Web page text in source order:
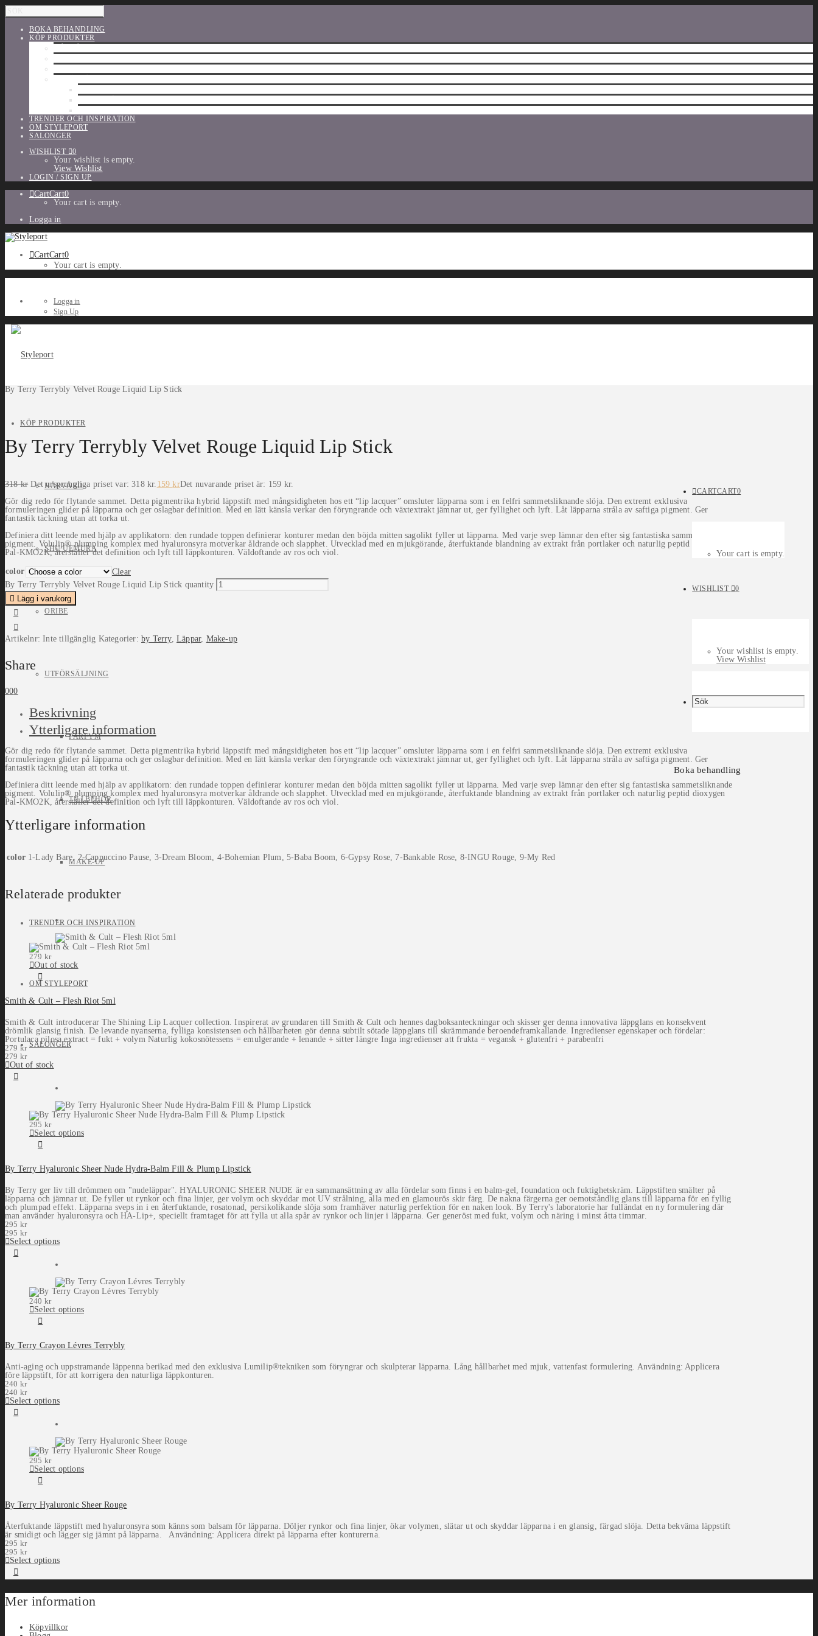
BOKA BEHANDLING
KÖP PRODUKTER
TRENDER OCH INSPIRATION
OM STYLEPORT
SALONGER
WISHLIST
0
Your wishlist is empty.
View Wishlist
LOGIN / SIGN UP
CartCart0
Your cart is empty.
Logga in
CartCart0
Your cart is empty.
Logga in
Sign Up
KÖP PRODUKTER
HÅRVÅRD
SHU UEMURA
ORIBE
UTFÖRSÄLJNING
PARFYM
TILLBEHÖR
MAKE-UP
TRENDER OCH INSPIRATION
OM STYLEPORT
SALONGER
CARTCART0
Your cart is empty.
WISHLIST 0
Your wishlist is empty.
View Wishlist
Boka behandling
By Terry Terrybly Velvet Rouge Liquid Lip Stick
By Terry Terrybly Velvet Rouge Liquid Lip Stick
318kr Det ursprungliga priset var: 318 kr. 159krDet nuvarande priset är: 159 kr.
Gör dig redo för flytande sammet. Detta pigmentrika hybrid läppstift med mångsidigheten hos ett “lip lacquer” omsluter läpparna som i en felfri sammetsliknande slöja. Den extremt exklusiva
formuleringen glider på läpparna och ger oslagbar definition. Med en lätt känsla verkar den föryngrande och växtextrakt jämnar ut, ger fyllighet och lyft. Låt läpparna stråla av saftiga pigment. Ger
fantastik täckning utan att torka ut.
Definiera ditt leende med hjälp av applikatorn: den rundade toppen definierar konturer medan den böjda mitten sagolikt fyller ut läpparna. Med varje svep lämnar den efter sig fantastiska sammetsliknande
pigment. Volulip® plumping komplex med hyaluronsyra motverkar åldrande och slapphet. Utvecklad med en mjukgörande, återfuktande blandning av extrakt från portlaker och naturlig peptid dioxygen
Pal-KMO2K, återställer det definition och lyft till läppkonturen. Väldoftande av ros och viol.
color
Clear
By Terry Terrybly Velvet Rouge Liquid Lip Stick quantity
Lägg i varukorg
Artikelnr:Inte tillgänglig Kategorier:by Terry,Läppar, Make-up
Share
000
Beskrivning
Ytterligare information
Gör dig redo för flytande sammet. Detta pigmentrika hybrid läppstift med mångsidigheten hos ett “lip lacquer” omsluter läpparna som i en felfri sammetsliknande slöja. Den extremt exklusiva
formuleringen glider på läpparna och ger oslagbar definition. Med en lätt känsla verkar den föryngrande och växtextrakt jämnar ut, ger fyllighet och lyft. Låt läpparna stråla av saftiga pigment. Ger
fantastik täckning utan att torka ut.
Definiera ditt leende med hjälp av applikatorn: den rundade toppen definierar konturer medan den böjda mitten sagolikt fyller ut läpparna. Med varje svep lämnar den efter sig fantastiska sammetsliknande
pigment. Volulip® plumping komplex med hyaluronsyra motverkar åldrande och slapphet. Utvecklad med en mjukgörande, återfuktande blandning av extrakt från portlaker och naturlig peptid dioxygen
Pal-KMO2K, återställer det definition och lyft till läppkonturen. Väldoftande av ros och viol.
Ytterligare information
color 1-Lady Bare, 2-Cappuccino Pause, 3-Dream Bloom, 4-Bohemian Plum, 5-Baba Boom, 6-Gypsy Rose, 7-Bankable Rose, 8-INGU Rouge, 9-My Red
Relaterade produkter
279 kr
Out of stock
Smith & Cult – Flesh Riot 5ml
Smith & Cult introducerar The Shining Lip Lacquer collection. Inspirerat av grundaren till Smith & Cult och hennes dagboksanteckningar och skisser ger denna innovativa läppglans en konsekvent
drömlik glansig finish. De levande nyanserna, fylliga konsistensen och hållbarheten gör denna subtilt sötade läppglans till skrämmande beroendeframkallande. Ingredienser egenskaper och fördelar:
Portulaca pilosa extract = fukt + volym Naturlig kokosnötessens = emulgerande + lenande + sitter längre Inga ingredienser att frukta = vegansk + glutenfri + parabenfri
279 kr
279 kr
Out of stock
295 kr
Select options
By Terry Hyaluronic Sheer Nude Hydra-Balm Fill & Plump Lipstick
By Terry ger liv till drömmen om "nudeläppar". HYALURONIC SHEER NUDE är en sammansättning av alla fördelar som finns i en balm-gel, foundation och fuktighetskräm. Läppstiften smälter på
läpparna och jämnar ut. De fyller ut rynkor och fina linjer, ger volym och skyddar mot UV strålning, alla med en glamourös skir färg. De nakna färgerna ger oemotståndlig glans till läpparna för en fyllig
och plumpad effekt. Läpparna sveps in i en återfuktande, rosatonad, persikolikande slöja som framhäver naturlig perfektion för en naken look. By Terry's laboratorie har fulländat en ny formulering där
man använder hyaluronsyra och HA-Lip+, speciellt framtaget för att fylla ut alla spår av rynkor och linjer i läpparna. Ger generöst med fukt, volym och näring i minst åtta timmar.
295 kr
295 kr
Select options
240 kr
Select options
By Terry Crayon Lévres Terrybly
Anti-aging och uppstramande läppenna berikad med den exklusiva Lumilip®tekniken som föryngrar och skulpterar läpparna. Lång hållbarhet med mjuk, vattenfast formulering. Användning: Applicera
före läppstift, för att korrigera den naturliga läppkonturen.
240 kr
240 kr
Select options
295 kr
Select options
By Terry Hyaluronic Sheer Rouge
Återfuktande läppstift med hyaluronsyra som känns som balsam för läpparna. Döljer rynkor och fina linjer, ökar volymen, slätar ut och skyddar läpparna i en glansig, färgad slöja. Detta bekväma läppstift
är smidigt och lägger sig jämnt på läpparna. Användning: Applicera direkt på läpparna efter konturerna.
295 kr
295 kr
Select options
Mer information
Köpvillkor